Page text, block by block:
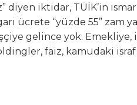
diyen iktidar, TÜİK’in
ücrete “yüzde 55” zam
gelince yok. Emekliye,
faiz, kamudaki